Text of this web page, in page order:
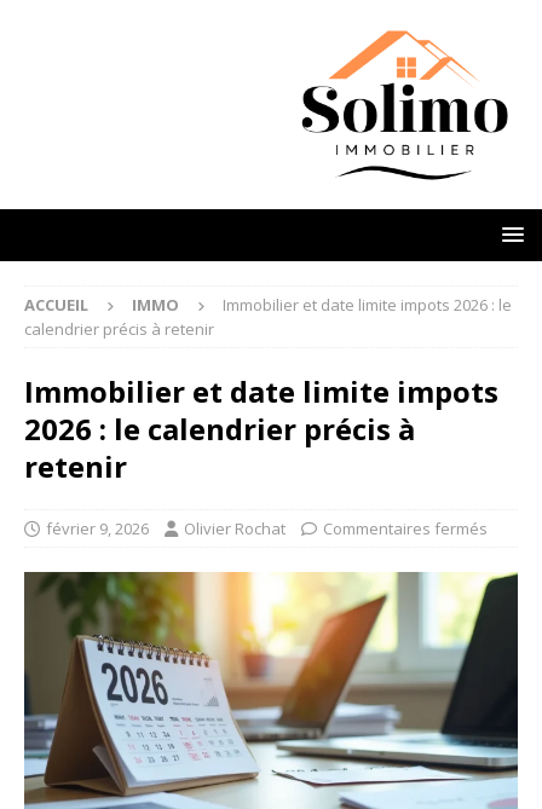
ACCUEIL IMMO
Immobilier et date limite impots 2026 : le
calendrier précis à retenir
Immobilier et date limite impots
2026 : le calendrier précis à
retenir
février 9, 2026 Olivier Rochat Commentaires fermés